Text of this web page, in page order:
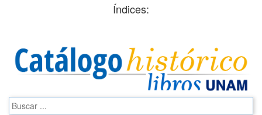
Índices: